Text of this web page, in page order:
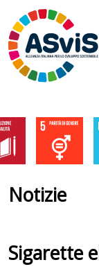
Notizie
Sigarette